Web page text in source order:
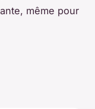
même pour